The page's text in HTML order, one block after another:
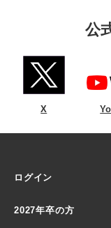
公
X
ログイン
2027年卒の方